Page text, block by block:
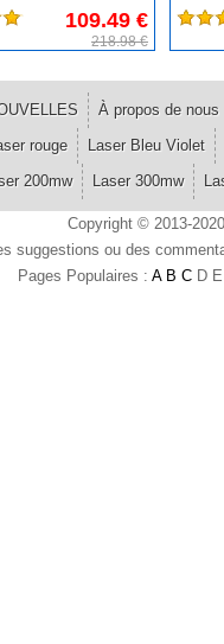
109.49 €
218.98 €
À propos de nous
rouge
Laser Bleu Violet
200mw Laser 300mw
Copyright © 2013-
suggestions ou des
Pages Populaires : A B C D